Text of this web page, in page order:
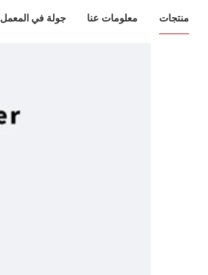
منتجات معلومات عنا جولة في المعمل